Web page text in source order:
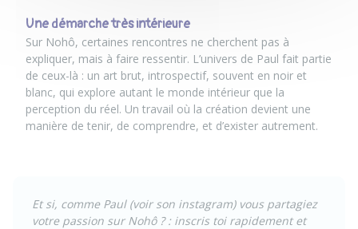
Une démarche très intérieure
Sur Nohô, certaines rencontres ne cherchent pas à
expliquer, mais à faire ressentir. L’univers de Paul fait partie
de ceux-là : un art brut, introspectif, souvent en noir et
blanc, qui explore autant le monde intérieur que la
perception du réel. Un travail où la création devient une
manière de tenir, de comprendre, et d’exister autrement.
Et si, comme Paul(voir son instagram) vous partagiez
votre passion sur Nohô ? : inscris toi rapidement et